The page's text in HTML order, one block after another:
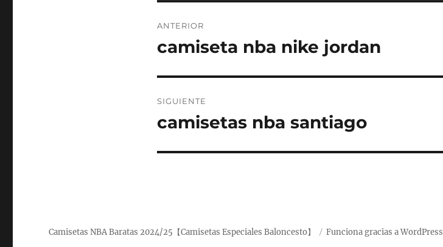
de
ANTERIOR
Entrada
camiseta nba nike jordan
SIGUIENTE
Entrada
camisetas nba santiago
Camisetas NBA Baratas 2024/25【Camisetas Especiales Baloncesto】 Funciona gracias a WordPress